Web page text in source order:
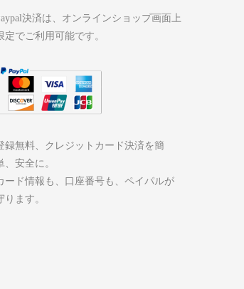
決済は、オンラインショップ画面上
定でご利用可能です。
録無料、クレジットカード決済を簡
、安全に。
ード情報も、口座番号も、ペイパルが
ります。